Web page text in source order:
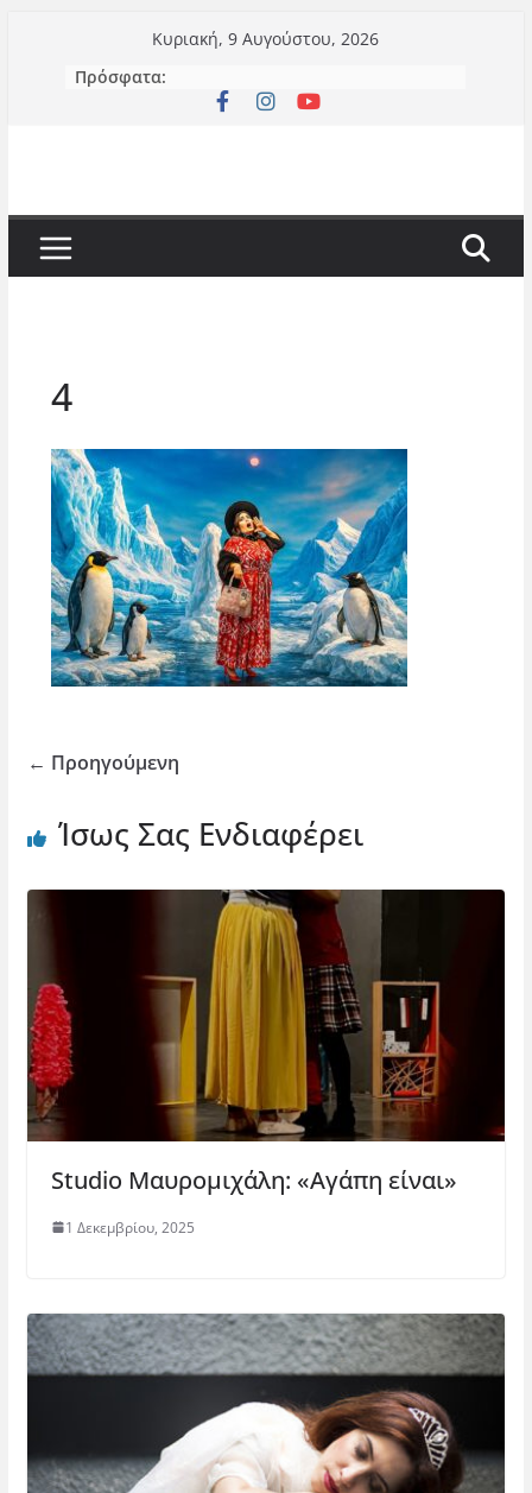
περιεχόμενο
Κυριακή, 9 Αυγούστου, 2026
Πρόσφατα:
4
← Προηγούμενη
Ίσως Σας Ενδιαφέρει
Studio Μαυρομιχάλη: «Αγάπη είναι»
1 Δεκεμβρίου, 2025